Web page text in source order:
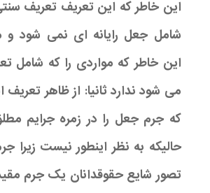
این خاطر که این تعریف تعریف
شامل جعل رایانه ای نمی شود و
این خاطر که مواردی را که شامل
می شود ندارد ثانیا: از ظاهر تعریف
که جرم جعل را در زمره جرایم
حالیکه به نظر اینطور نیست زیرا
تصور شایع حقوقدانان یک جرم